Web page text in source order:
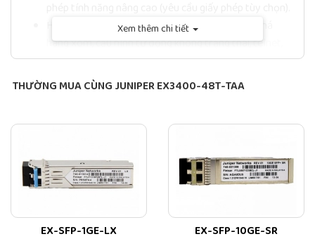
Hỗ trợ có sẵn để quản lý IPv6, bao gồm khám phá
hàng xóm, cấu hình tự động không trạng thái, telnet,
SSH, DNS, nhật ký hệ thống, NTP, ping, theo dõi, định
tuyến tĩnh ACL, CoS và RIPng.
hỗ trợ thông qua giấy phép tính năng nâng cao.
phép tính năng nâng cao tùy chọn, trong đó yêu cầu
mua giấy phép tính năng nâng cao.
chính hãng
Xem thêm chi tiết
THƯỜNG MUA CÙNG JUNIPER EX3400-48T-TAA
EX-SFP-1GE-LX EX-SFP-10GE-SR